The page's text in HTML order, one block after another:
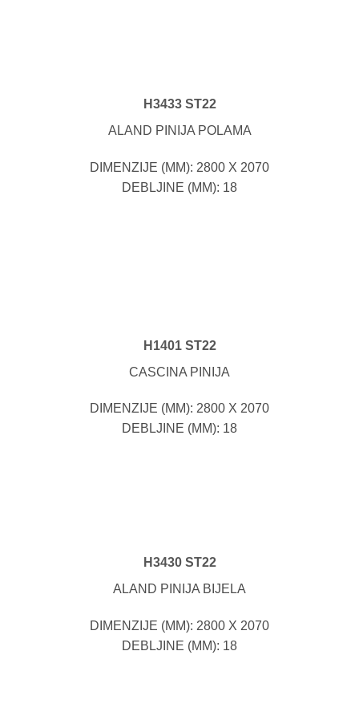
H3433 ST22
ALAND PINIJA POLAMA
DIMENZIJE (MM): 2800 X 2070
DEBLJINE (MM): 18
H1401 ST22
CASCINA PINIJA
DIMENZIJE (MM): 2800 X 2070
DEBLJINE (MM): 18
H3430 ST22
ALAND PINIJA BIJELA
DIMENZIJE (MM): 2800 X 2070
DEBLJINE (MM): 18